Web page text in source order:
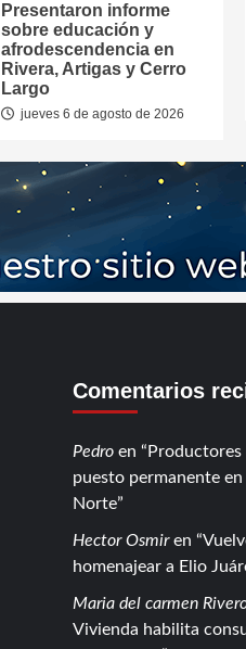
Presentaron informe
sobre educación y
afrodescendencia en
Rivera, Artigas y Cerro
Largo
jueves 6 de agosto de 2026
Comentarios
Pedroen
puesto permanente
Norte
Hector Osmiren
homenajear a Elio
Maria del carmen
Vivienda habilita